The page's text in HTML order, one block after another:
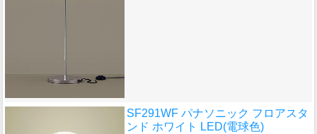
SF291WF パナソニック フロアスタ
ンド ホワイト LED(電球色)